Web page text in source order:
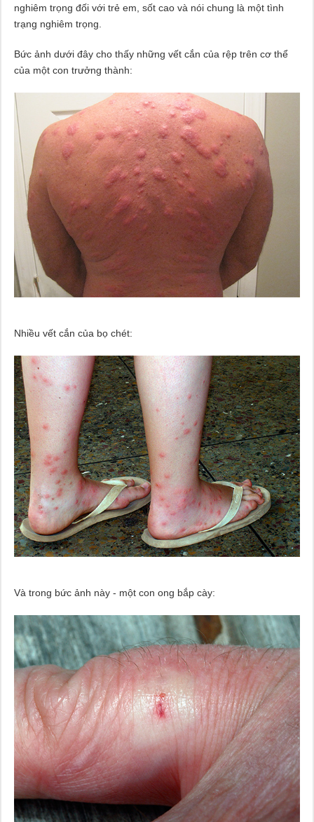
nghiêm trọng đối với trẻ em, sốt cao và nói chung là một tình
trạng nghiêm trọng.
Bức ảnh dưới đây cho thấy những vết cắn của rệp trên cơ thể
của một con trưởng thành:
Nhiều vết cắn của bọ chét:
Và trong bức ảnh này - một con ong bắp cày: